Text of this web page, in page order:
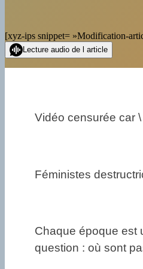
[xyz-ips snippet= »Modification-
Lecture audio de l article
Vidéo censurée car
Féministes
Chaque époque est
question : où sont